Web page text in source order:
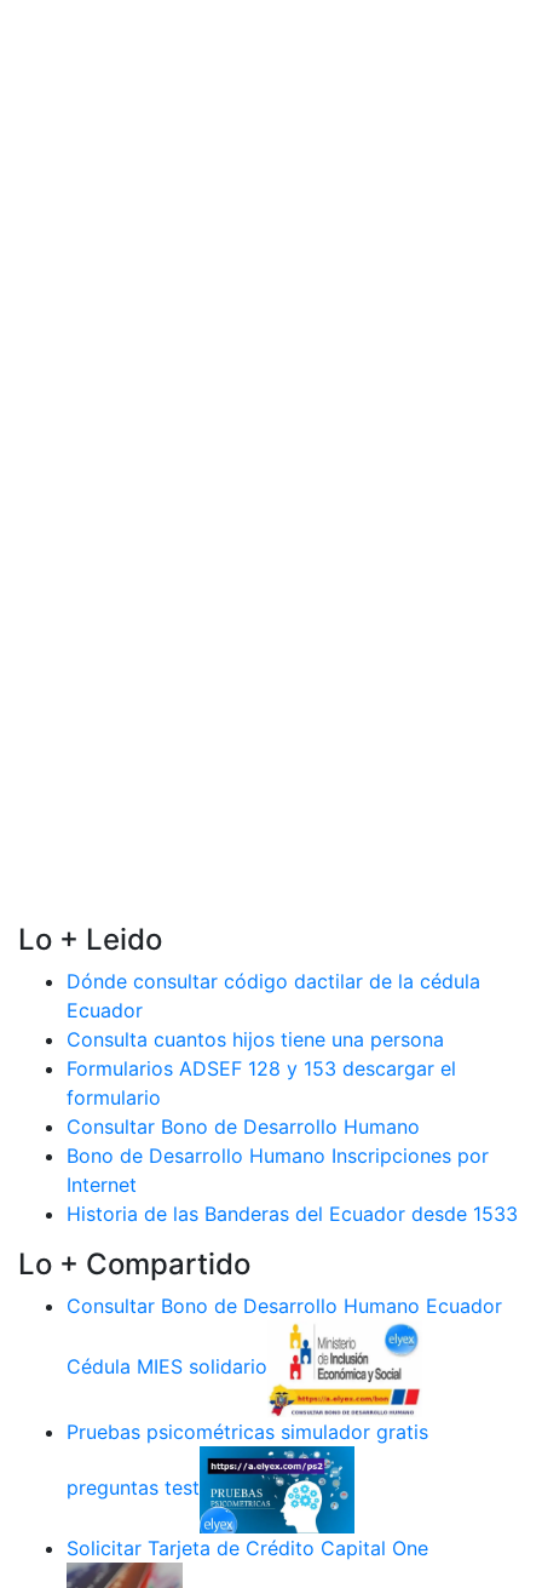
Lo + Leido
Dónde consultar código dactilar de la cédula
Ecuador
Consulta cuantos hijos tiene una persona
Formularios ADSEF 128 y 153 descargar el
formulario
Consultar Bono de Desarrollo Humano
Bono de Desarrollo Humano Inscripciones por
Internet
Historia de las Banderas del Ecuador desde 1533
Lo + Compartido
Consultar Bono de Desarrollo Humano Ecuador
Cédula MIES solidario
Pruebas psicométricas simulador gratis
preguntas test
Solicitar Tarjeta de Crédito Capital One